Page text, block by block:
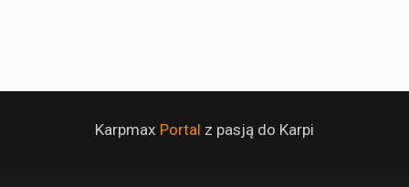
Karpmax Portal z pasją do Karpi